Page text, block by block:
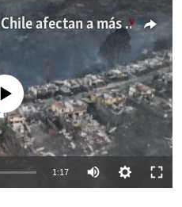
Incendios desatados en Chile afectan a más de 1.000 viviendas
currently available
1:17